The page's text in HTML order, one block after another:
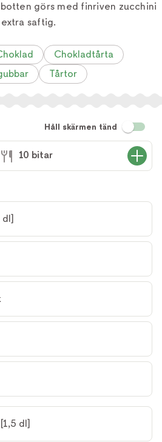
görs med finriven zucchini
saftig.
Chokladtårta
Tårtor
Håll skärmen tänd
10 bitar
dl]